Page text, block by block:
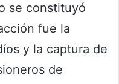
se constituyó
fue la
y la captura de
de